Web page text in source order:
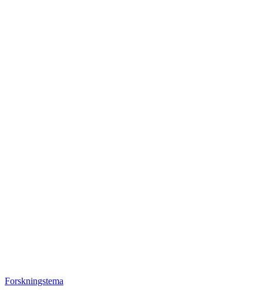
Forskningstema